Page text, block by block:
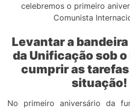
celebremos o primeiro
Comunista
Levantar a
da Unificação sob o
cumprir as
situação!
No primeiro aniversário da